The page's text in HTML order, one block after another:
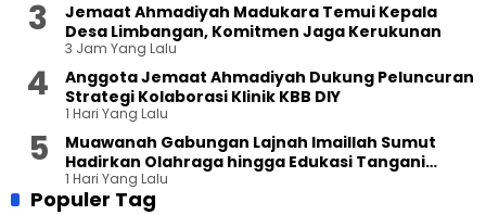
Jemaat Ahmadiyah Madukara Temui Kepala
Desa Limbangan, Komitmen Jaga Kerukunan
3 Jam Yang Lalu
Anggota Jemaat Ahmadiyah Dukung Peluncuran
Strategi Kolaborasi Klinik KBB DIY
1 Hari Yang Lalu
Muawanah Gabungan Lajnah Imaillah Sumut
Hadirkan Olahraga hingga Edukasi Tangani
Sampah
1 Hari Yang Lalu
Populer Tag